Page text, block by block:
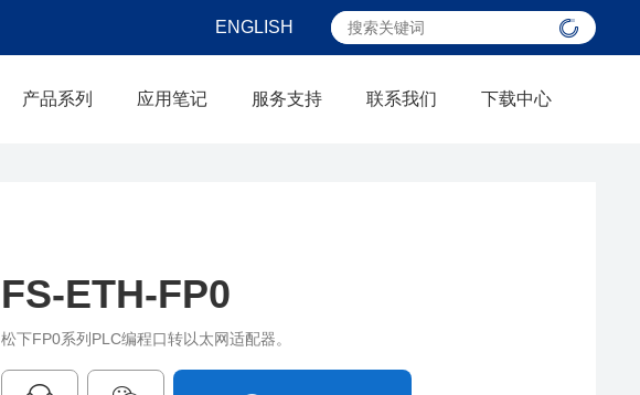
ENGLISH
产品系列 应用笔记 服务支持 联系我们 下载中心
FS-ETH-FP0
松下FP0系列PLC编程口转以太网适配器。